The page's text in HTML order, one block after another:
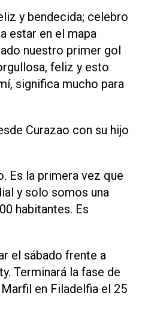
y bendecida; celebro
estar en el ‌mapa
nuestro primer gol
feliz y esto
significa mucho para
Curazao con su hijo
Es la primera vez que
y solo somos una
‌habitantes. Es
el sábado frente a
Terminará la ​fase de
en Filadelfia el 25